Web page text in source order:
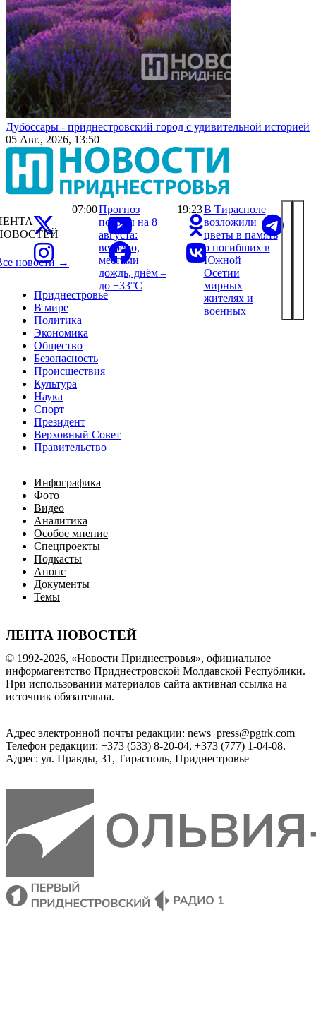
Дубоссары - приднестровский город с удивительной историей
05 Авг., 2026, 13:50
Приднестровье
В мире
Политика
Экономика
Общество
Безопасность
Происшествия
Культура
Наука
Спорт
Президент
Верховный Совет
Правительство
Инфографика
Фото
Видео
Аналитика
Особое мнение
Спецпроекты
Подкасты
Анонс
Документы
Темы
ЛЕНТА НОВОСТЕЙ
новости →
07:00Прогноз
погоды на 8
августа:
ветрено,
местами
дождь, днём –
до +33°С
19:23В Тирасполе
возложили
цветы в память
о погибших в
Южной
Осетии
мирных
жителях и
военных
© 1992-2026, «Новости Приднестровья», официальное
информагентство Приднестровской Молдавской Республики.
При использовании материалов сайта активная ссылка на
источник обязательна.
Адрес электронной почты редакции: news_press@pgtrk.com
Телефон редакции: +373 (533) 8-20-04, +373 (777) 1-04-08.
Адрес: ул. Правды, 31, Тирасполь, Приднестровье